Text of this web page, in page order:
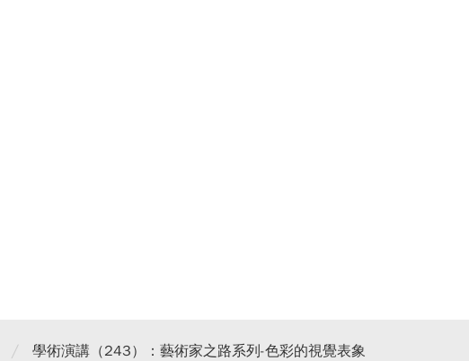
/ 學術演講（243）：藝術家之路系列-色彩的視覺表象